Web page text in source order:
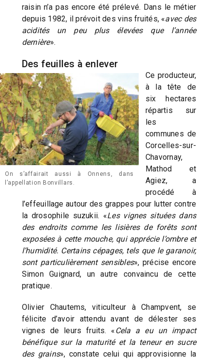
raisin n’a pas encore été prélevé. Dans le métier
depuis 1982, il prévoit des vins fruités, «avec des
acidités un peu plus élevées que l’année
dernière».
Des feuilles à enlever
On s’affairait aussi à Onnens, dans
l’appellation Bonvillars.
Ce producteur,
à la tête de
six hectares
répartis sur
les
communes de
Corcelles-sur-
Chavornay,
Mathod et
Agiez, a
procédé à
l’effeuillage autour des grappes pour lutter contre
la drosophile suzukii. «Les vignes situées dans
des endroits comme les lisières de forêts sont
exposées à cette mouche, qui apprécie l’ombre et
l’humidité. Certains cépages, tels que le garanoir,
sont particulièrement sensibles», précise encore
Simon Guignard, un autre convaincu de cette
pratique.
Olivier Chautems, viticulteur à Champvent, se
félicite d’avoir attendu avant de délester ses
vignes de leurs fruits. « Cela a eu un impact
bénéfique sur la maturité et la teneur en sucre
des grains», constate celui qui approvisionne la